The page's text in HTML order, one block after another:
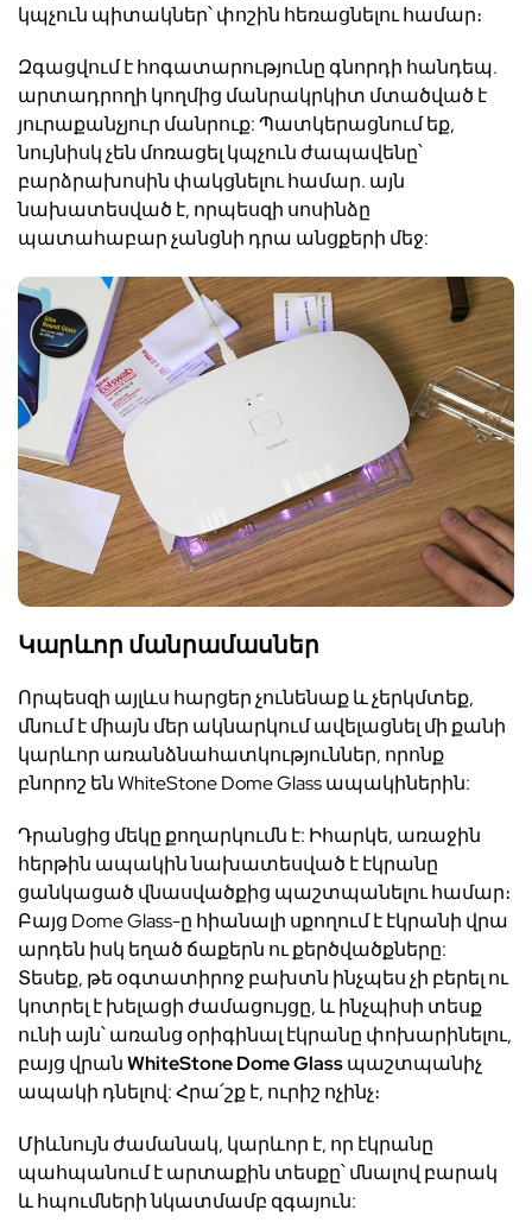
կպչուն պիտակներ՝ փոշին հեռացնելու համար։
Զգացվում է հոգատարությունը գնորդի հանդեպ.
արտադրողի կողմից մանրակրկիտ մտածված է
յուրաքանչյուր մանրուք: Պատկերացնում եք,
նույնիսկ չեն մոռացել կպչուն ժապավենը՝
բարձրախոսին փակցնելու համար. այն
նախատեսված է, որպեսզի սոսինձը
պատահաբար չանցնի դրա անցքերի մեջ:
Կարևոր մանրամասներ
Որպեսզի այլևս հարցեր չունենաք և չերկմտեք,
մնում է միայն մեր ակնարկում ավելացնել մի քանի
կարևոր առանձնահատկություններ, որոնք
բնորոշ ենWhiteStone Dome Glassապակիներին:
Դրանցից մեկը քողարկումն է: Իհարկե, առաջին
հերթին ապակին նախատեսված է էկրանը
ցանկացած վնասվածքից պաշտպանելու համար։
Բայց Dome Glass-ը հիանալի սքողում է էկրանի վրա
արդեն իսկ եղած ճաքերն ու քերծվածքները:
Տեսեք, թե օգտատիրոջ բախտն ինչպես չի բերել ու
կոտրել է խելացի ժամացույցը, և ինչպիսի տեսք
ունի այն՝ առանց օրիգինալ էկրանը փոխարինելու,
բայց վրանWhiteStone Dome Glassպաշտպանիչ
ապակի դնելով: Հրա՛շք է, ուրիշ ոչինչ։
Միևնույն ժամանակ, կարևոր է, որ էկրանը
պահպանում է արտաքին տեսքը՝ մնալով բարակ
և հպումների նկատմամբ զգայուն: